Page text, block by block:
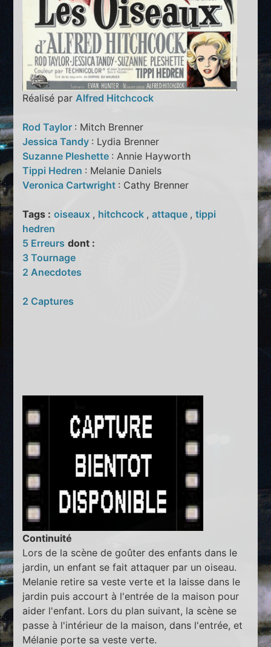
Réalisé par Alfred Hitchcock
Rod Taylor : Mitch Brenner
Jessica Tandy : Lydia Brenner
Suzanne Pleshette : Annie Hayworth
Tippi Hedren : Melanie Daniels
Veronica Cartwright : Cathy Brenner
Tags : oiseaux , hitchcock ,attaque ,tippi
hedren
5 Erreurs dont :
3 Tournage
2 Anecdotes
2 Captures
Continuité
Lors de la scène de goûter des enfants dans le
jardin, un enfant se fait attaquer par un oiseau.
Melanie retire sa veste verte et la laisse dans le
jardin puis accourt à l'entrée de la maison pour
aider l'enfant. Lors du plan suivant, la scène se
passe à l'intérieur de la maison, dans l'entrée, et
Mélanie porte sa veste verte.